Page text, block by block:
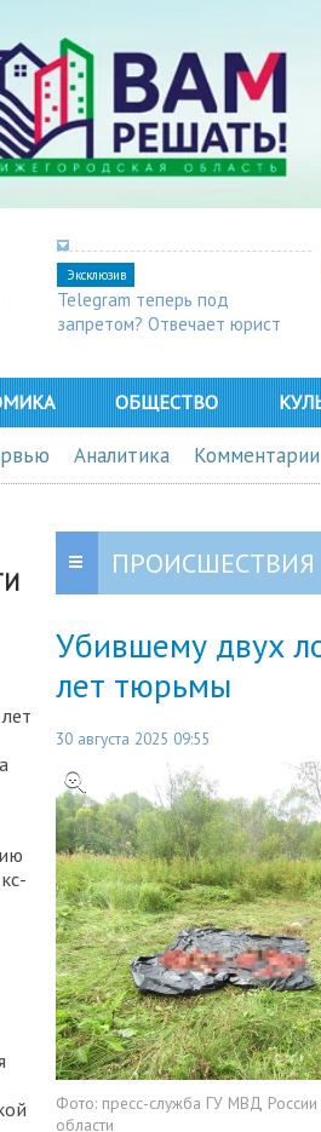
Эксклюзив
Telegram теперь под
запретом? Отвечает юрист
ОБЩЕСТВО
Аналитика Комментарии
ПРОИСШЕСТВИЯ
Убившему двух
лет тюрьмы
30 августа 2025 09:55
Фото: пресс-служба ГУ МВД
области